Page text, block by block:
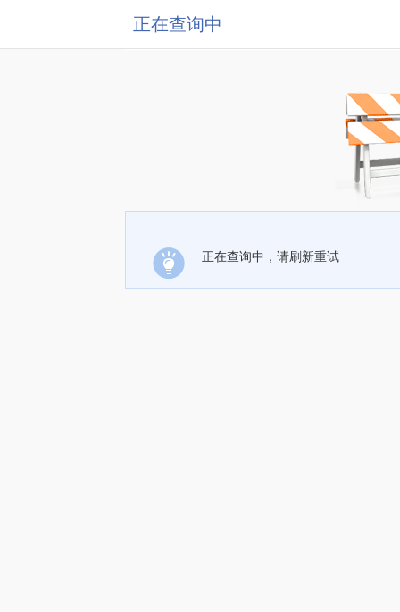
正在查询中
正在查询中，请刷新重试